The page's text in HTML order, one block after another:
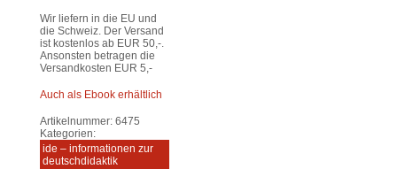
Wir liefern in die EU und
die Schweiz. Der Versand
ist kostenlos ab EUR 50,-.
Ansonsten betragen die
Versandkosten EUR 5,-
Auch als Ebook erhältlich
Artikelnummer: 6475
Kategorien:
ide – informationen zur
deutschdidaktik